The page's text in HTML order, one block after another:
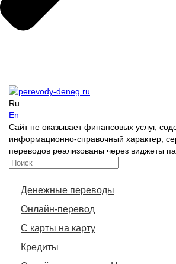
Ru
En
Сайт не оказывает финансовых услуг,
информационно-справочный характер,
переводов реализованы через виджеты
Денежные переводы
Онлайн-перевод
С карты на карту
Кредиты